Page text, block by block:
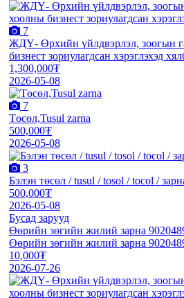
7
ЖДҮ- Өрхийн үйлдвэрлэл, зоогын
бизнест зориулагдсан хэрэглэхэд
1,300,000₮
2026-05-08
7
Төсөл,Tusul zarna
500,000₮
2026-05-08
3
Бэлэн төсөл / tusul / tosol / tocol /
500,000₮
2026-05-08
Бусад зарууд
Өөрийн зөгийн жилий зарна
Өөрийн зөгийн жилий зарна
10,000₮
2026-07-26